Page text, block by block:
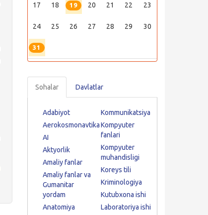
17 18 19 20 21 22 23
24 25 26 27 28 29 30
31
Sohalar Davlatlar
Adabiyot
Aerokosmonavtika
AI
Aktyorlik
Amaliy fanlar
Amaliy fanlar va
Gumanitar
yordam
Anatomiya
Kommunikatsiya
Kompyuter
fanlari
Kompyuter
muhandisligi
Koreys tili
Kriminologiya
Kutubxona ishi
Laboratoriya ishi